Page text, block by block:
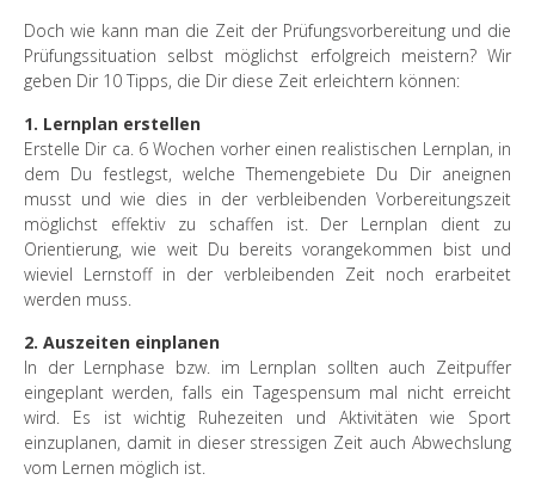
Doch wie kann man die Zeit der Prüfungsvorbereitung und die
Prüfungssituation selbst möglichst erfolgreich meistern? Wir
geben Dir 10 Tipps, die Dir diese Zeit erleichtern können:
1. Lernplan erstellen
Erstelle Dir ca. 6 Wochen vorher einen realistischen Lernplan, in
dem Du festlegst, welche Themengebiete Du Dir aneignen
musst und wie dies in der verbleibenden Vorbereitungszeit
möglichst effektiv zu schaffen ist. Der Lernplan dient zu
Orientierung, wie weit Du bereits vorangekommen bist und
wieviel Lernstoff in der verbleibenden Zeit noch erarbeitet
werden muss.
2. Auszeiten einplanen
In der Lernphase bzw. im Lernplan sollten auch Zeitpuffer
eingeplant werden, falls ein Tagespensum mal nicht erreicht
wird. Es ist wichtig Ruhezeiten und Aktivitäten wie Sport
einzuplanen, damit in dieser stressigen Zeit auch Abwechslung
vom Lernen möglich ist.